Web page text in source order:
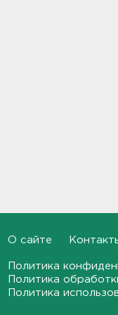
маломерное
на матрас с
О сайте
Политика
Политика
Политика